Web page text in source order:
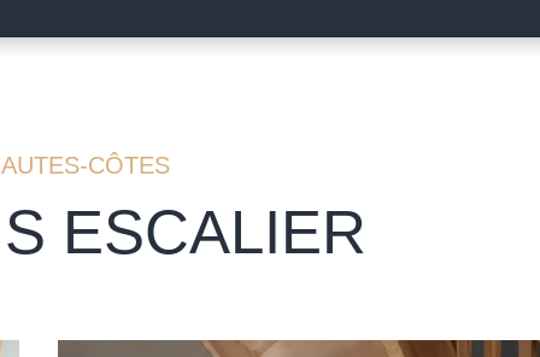
CÔTES
ESCALIER